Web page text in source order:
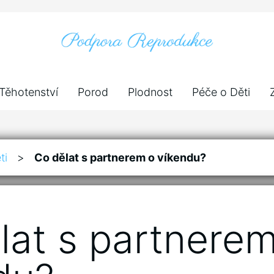
Porod Plodnost Péče o Děti
> Co dělat s partnerem o víkendu?
s